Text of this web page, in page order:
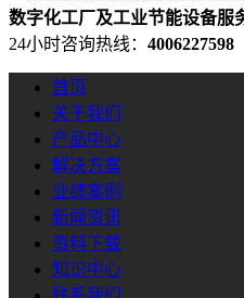
数字化工厂及工业节能设备服
24小时咨询热线： 4006227598
首页
关于我们
产品中心
解决方案
业绩案例
新闻资讯
资料下载
知识中心